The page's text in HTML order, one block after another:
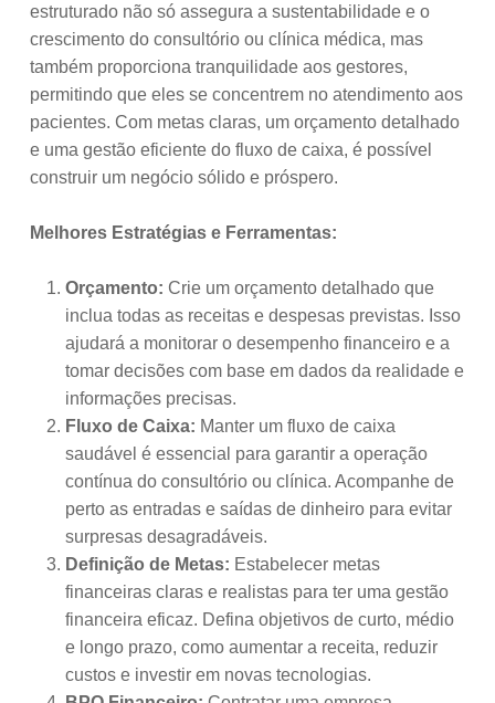
estruturado não só assegura a sustentabilidade e o
crescimento do consultório ou clínica médica, mas
também proporciona tranquilidade aos gestores,
permitindo que eles se concentrem no atendimento aos
pacientes. Com metas claras, um orçamento detalhado
e uma gestão eficiente do fluxo de caixa, é possível
construir um negócio sólido e próspero.
Melhores Estratégias e Ferramentas:
Orçamento: Crie um orçamento detalhado que
inclua todas as receitas e despesas previstas. Isso
ajudará a monitorar o desempenho financeiro e a
tomar decisões com base em dados da realidade e
informações precisas.
Fluxo de Caixa: Manter um fluxo de caixa
saudável é essencial para garantir a operação
contínua do consultório ou clínica. Acompanhe de
perto as entradas e saídas de dinheiro para evitar
surpresas desagradáveis.
Definição de Metas: Estabelecer metas
financeiras claras e realistas para ter uma gestão
financeira eficaz. Defina objetivos de curto, médio
e longo prazo, como aumentar a receita, reduzir
custos e investir em novas tecnologias.